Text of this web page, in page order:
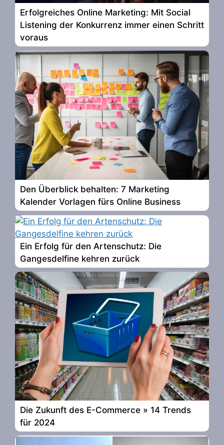
Erfolgreiches Online Marketing: Mit Social
Listening der Konkurrenz immer einen Schritt
voraus
Den Überblick behalten: 7 Marketing
Kalender Vorlagen fürs Online Business
Ein Erfolg für den Artenschutz: Die
Gangesdelfine kehren zurück
Die Zukunft des E-Commerce » 14 Trends
für 2024